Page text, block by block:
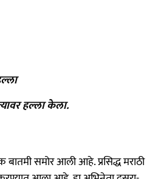
हल्ला केला.
समोर आली आहे. प्रसिद्ध मराठी